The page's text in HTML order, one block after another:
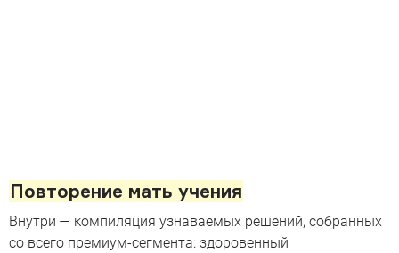
Повторение мать учения
Внутри — компиляция узнаваемых решений, собранных
со всего премиум-сегмента: здоровенный